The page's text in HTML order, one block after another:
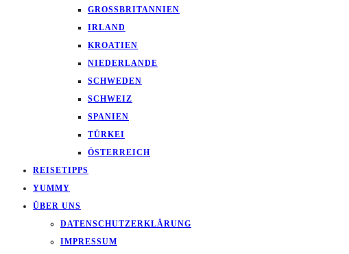
GROSSBRITANNIEN
IRLAND
KROATIEN
NIEDERLANDE
SCHWEDEN
SCHWEIZ
SPANIEN
TÜRKEI
ÖSTERREICH
REISETIPPS
YUMMY
ÜBER UNS
DATENSCHUTZERKLÄRUNG
IMPRESSUM